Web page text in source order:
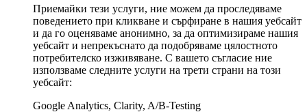
Приемайки тези услуги, ние можем да проследяваме
поведението при кликване и сърфиране в нашия уебсайт
и да го оценяваме анонимно, за да оптимизираме нашия
уебсайт и непрекъснато да подобряваме цялостното
потребителско изживяване. С вашето съгласие ние
използваме следните услуги на трети страни на този
уебсайт:
Google Analytics, Clarity, A/B-Testing